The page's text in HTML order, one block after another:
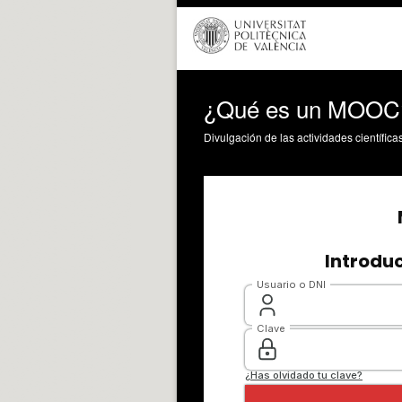
¿Qué es un
Divulgación de las actividades